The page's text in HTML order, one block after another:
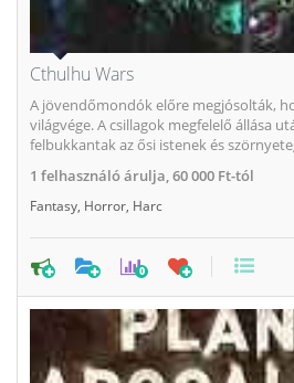
Cthulhu Wars
A jövendőmondók előre megjósolták,
világvége. A csillagok megfelelő állása
felbukkantak az ősi istenek és
1 felhasználó árulja,60 000 Ft-tól
Fantasy Horror Harc
0